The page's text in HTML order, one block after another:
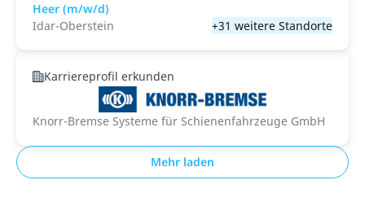
Heer (m/w/d)
Idar-Oberstein
+31 weitere Standorte
Karriereprofil erkunden
Knorr-Bremse Systeme für Schienenfahrzeuge GmbH
Mehr laden